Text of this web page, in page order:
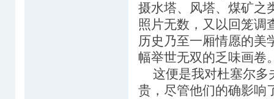
摄水塔、风塔、煤矿之
照片无数，又以回笼调
历史乃至一厢情愿的美
幅举世无双的乏味画卷
这便是我对杜塞尔多
贵，尽管他们的确影响